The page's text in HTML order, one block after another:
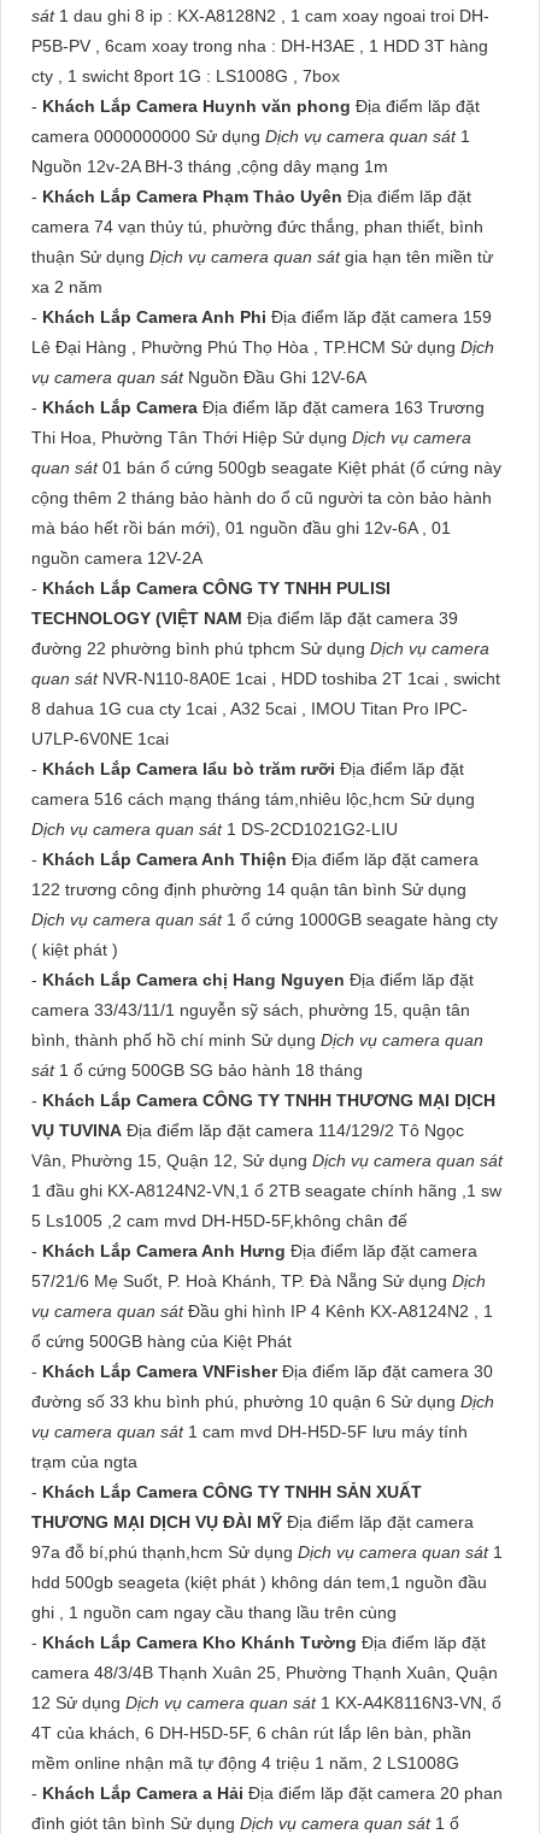
sát 1 dau ghi 8 ip : KX-A8128N2 , 1 cam xoay ngoai troi DH-
P5B-PV , 6cam xoay trong nha : DH-H3AE , 1 HDD 3T hàng
cty , 1 swicht 8port 1G : LS1008G , 7box
- Khách Lắp Camera Huynh văn phong Địa điểm lăp đặt
camera 0000000000 Sử dụng Dịch vụ camera quan sát 1
Nguồn 12v-2A BH-3 tháng ,cộng dây mạng 1m
- Khách Lắp Camera Phạm Thảo Uyên Địa điểm lăp đặt
camera 74 vạn thủy tú, phường đức thắng, phan thiết, bình
thuận Sử dụng Dịch vụ camera quan sátgia hạn tên miền từ
xa 2 năm
- Khách Lắp Camera Anh Phi Địa điểm lăp đặt camera 159
Lê Đại Hàng , Phường Phú Thọ Hòa , TP.HCM Sử dụng Dịch
vụ camera quan sát Nguồn Đầu Ghi 12V-6A
- Khách Lắp Camera Địa điểm lăp đặt camera 163 Trương
Thi Hoa, Phường Tân Thới Hiệp Sử dụng Dịch vụ camera
quan sát01 bán ổ cứng 500gb seagate Kiệt phát (ổ cứng này
cộng thêm 2 tháng bảo hành do ổ cũ người ta còn bảo hành
mà báo hết rồi bán mới), 01 nguồn đầu ghi 12v-6A , 01
nguồn camera 12V-2A
- Khách Lắp Camera CÔNG TY TNHH PULISI
TECHNOLOGY (VIỆT NAM Địa điểm lăp đặt camera 39
đường 22 phường bình phú tphcm Sử dụng Dịch vụ camera
quan sát NVR-N110-8A0E 1cai , HDD toshiba 2T 1cai , swicht
8 dahua 1G cua cty 1cai , A32 5cai , IMOU Titan Pro IPC-
U7LP-6V0NE 1cai
- Khách Lắp Camera lẩu bò trăm rưỡi Địa điểm lăp đặt
camera 516 cách mạng tháng tám,nhiêu lộc,hcm Sử dụng
Dịch vụ camera quan sát 1 DS-2CD1021G2-LIU
- Khách Lắp Camera Anh Thiện Địa điểm lăp đặt camera
122 trương công định phường 14 quận tân bình Sử dụng
Dịch vụ camera quan sát 1 ổ cứng 1000GB seagate hàng cty
( kiệt phát )
- Khách Lắp Camera chị Hang Nguyen Địa điểm lăp đặt
camera 33/43/11/1 nguyễn sỹ sách, phường 15, quận tân
bình, thành phố hồ chí minh Sử dụng Dịch vụ camera quan
sát 1 ổ cứng 500GB SG bảo hành 18 tháng
- Khách Lắp Camera CÔNG TY TNHH THƯƠNG MẠI DỊCH
VỤ TUVINA Địa điểm lăp đặt camera 114/129/2 Tô Ngọc
Vân, Phường 15, Quận 12, Sử dụng Dịch vụ camera quan sát
1 đầu ghi KX-A8124N2-VN,1 ổ 2TB seagate chính hãng ,1 sw
5 Ls1005 ,2 cam mvd DH-H5D-5F,không chân đế
- Khách Lắp Camera Anh Hưng Địa điểm lăp đặt camera
57/21/6 Mẹ Suốt, P. Hoà Khánh, TP. Đà Nẵng Sử dụng Dịch
vụ camera quan sátĐầu ghi hình IP 4 Kênh KX-A8124N2 , 1
ổ cứng 500GB hàng của Kiệt Phát
- Khách Lắp Camera VNFisherĐịa điểm lăp đặt camera 30
đường số 33 khu bình phú, phường 10 quận 6 Sử dụng Dịch
vụ camera quan sát 1 cam mvd DH-H5D-5F lưu máy tính
trạm của ngta
- Khách Lắp Camera CÔNG TY TNHH SẢN XUẤT
THƯƠNG MẠI DỊCH VỤ ĐÀI MỸ Địa điểm lăp đặt camera
97a đỗ bí,phú thạnh,hcm Sử dụng Dịch vụ camera quan sát 1
hdd 500gb seageta (kiệt phát ) không dán tem,1 nguồn đầu
ghi , 1 nguồn cam ngay cầu thang lầu trên cùng
- Khách Lắp Camera Kho Khánh Tường Địa điểm lăp đặt
camera 48/3/4B Thạnh Xuân 25, Phường Thạnh Xuân, Quận
12 Sử dụng Dịch vụ camera quan sát 1 KX-A4K8116N3-VN, ổ
4T của khách, 6 DH-H5D-5F, 6 chân rút lắp lên bàn, phần
mềm online nhận mã tự động 4 triệu 1 năm, 2 LS1008G
- Khách Lắp Camera a Hải Địa điểm lăp đặt camera 20 phan
đình giót tân bình Sử dụng Dịch vụ camera quan sát 1 ổ